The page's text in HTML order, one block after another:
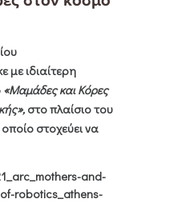
με ιδιαίτερη
«Μαμάδες και Κόρες
στο πλαίσιο του
στοχεύει να
and-
robotics_athens-